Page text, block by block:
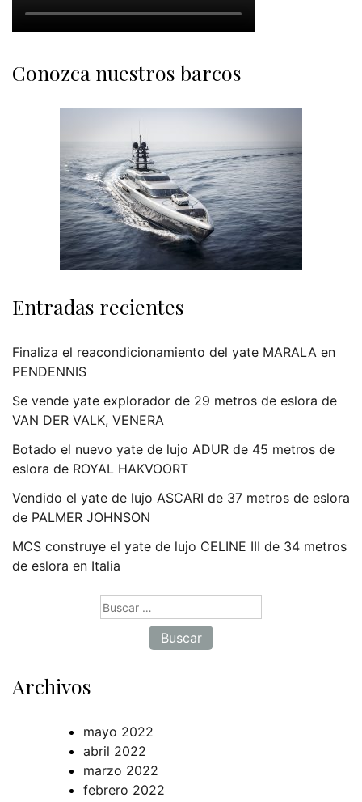
Conozca nuestros barcos
Entradas recientes
Finaliza el reacondicionamiento del yate MARALA en
PENDENNIS
Se vende yate explorador de 29 metros de eslora de
VAN DER VALK, VENERA
Botado el nuevo yate de lujo ADUR de 45 metros de
eslora de ROYAL HAKVOORT
Vendido el yate de lujo ASCARI de 37 metros de eslora
de PALMER JOHNSON
MCS construye el yate de lujo CELINE III de 34 metros
de eslora en Italia
Archivos
mayo 2022
abril 2022
marzo 2022
febrero 2022